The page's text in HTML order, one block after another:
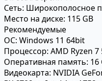
Сеть: Широкополосное
Место на диске: 115 GB
Рекомендуемые
ОС: Windows 11 64bit
Процессор: AMD Ryzen
Оперативная память: 16
Видеокарта: NVIDIA